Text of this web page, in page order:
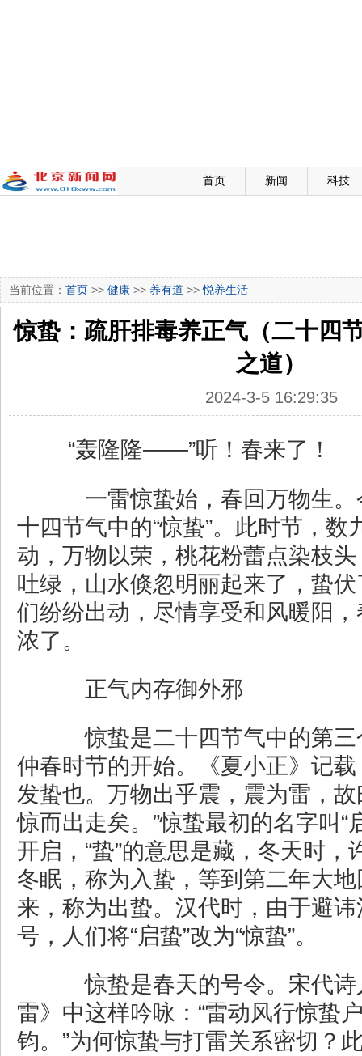
首页 新闻 科技
当前位置： 首页 >> 健康 >> 养有道 >>悦养生活
惊蛰：疏肝排毒养正气（二十四
之道）
2024-3-5 16:29:35
“轰隆隆——”听！春来了！
一雷惊蛰始，春回万物生。
十四节气中的“惊蛰”。此时节，数
动，万物以荣，桃花粉蕾点染枝
吐绿，山水倏忽明丽起来了，蛰
们纷纷出动，尽情享受和风暖阳
浓了。
正气内存御外邪
惊蛰是二十四节气中的第三
仲春时节的开始。《夏小正》记载
发蛰也。万物出乎震，震为雷，
惊而出走矣。”惊蛰最初的名字叫“
开启，“蛰”的意思是藏，冬天时，
冬眠，称为入蛰，等到第二年大
来，称为出蛰。汉代时，由于避
号，人们将“启蛰”改为“惊蛰”。
惊蛰是春天的号令。宋代诗
雷》中这样吟咏：“雷动风行惊蛰
钧。”为何惊蛰与打雷关系密切？